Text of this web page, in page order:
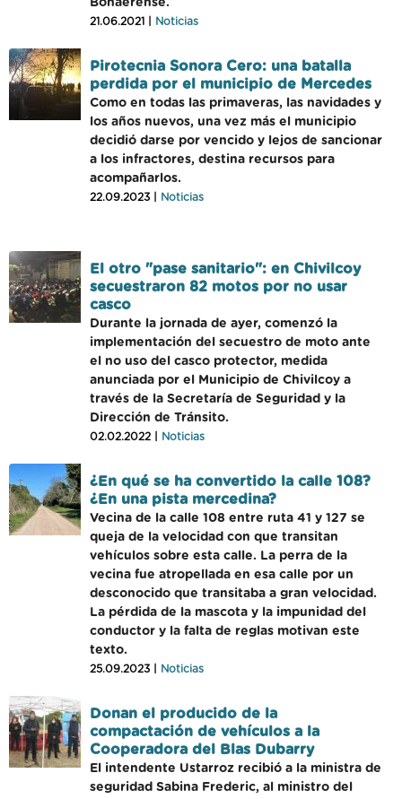
Bonaerense.
21.06.2021 | Noticias
Pirotecnia Sonora Cero: una batalla
perdida por el municipio de Mercedes
Como en todas las primaveras, las navidades y
los años nuevos, una vez más el municipio
decidió darse por vencido y lejos de sancionar
a los infractores, destina recursos para
acompañarlos.
22.09.2023 | Noticias
El otro "pase sanitario": en Chivilcoy
secuestraron 82 motos por no usar
casco
Durante la jornada de ayer, comenzó la
implementación del secuestro de moto ante
el no uso del casco protector, medida
anunciada por el Municipio de Chivilcoy a
través de la Secretaría de Seguridad y la
Dirección de Tránsito.
02.02.2022 | Noticias
¿En qué se ha convertido la calle 108?
¿En una pista mercedina?
Vecina de la calle 108 entre ruta 41 y 127 se
queja de la velocidad con que transitan
vehículos sobre esta calle. La perra de la
vecina fue atropellada en esa calle por un
desconocido que transitaba a gran velocidad.
La pérdida de la mascota y la impunidad del
conductor y la falta de reglas motivan este
texto.
25.09.2023 | Noticias
Donan el producido de la
compactación de vehículos a la
Cooperadora del Blas Dubarry
El intendente Ustarroz recibió a la ministra de
seguridad Sabina Frederic, al ministro del